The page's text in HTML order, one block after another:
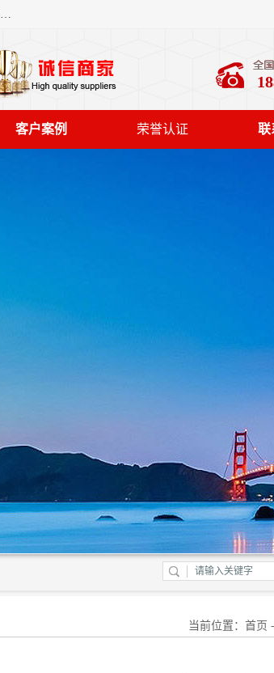
东莞市恒屹国际贸易有限公司（简称：恒屹国际）是一家石化原料综合营销服务商，主营产品乙烯-醋酸乙烯共聚物EVA、聚酰胺PA（尼龙）、醚酯型热塑弹性体TPEE等，公司秉承以市场为导向的战略思想，致力于大宗石化原料在中国市场的营销服务业务，为客户提供一站式的全面服务。
客户案例 荣誉认证 联
当前位置： 首页